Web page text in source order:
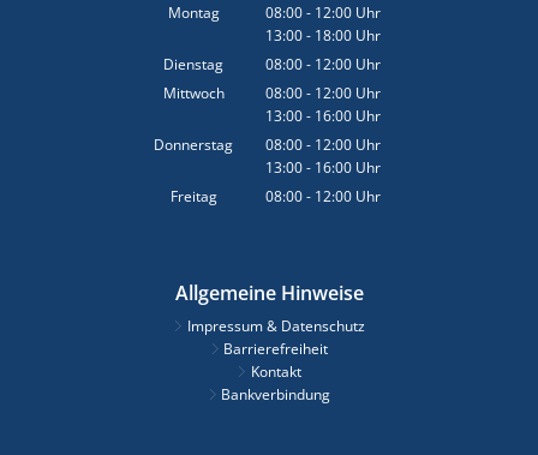
Montag 08:00- 12:00 Uhr
Von 08:00 bis 12:00 Uhr
13:00- 18:00 Uhr
Von 13:00 bis 18:00 Uhr
Dienstag 08:00- 12:00 Uhr
Von 08:00 bis 12:00 Uhr
Mittwoch 08:00- 12:00 Uhr
Von 08:00 bis 12:00 Uhr
13:00- 16:00 Uhr
Von 13:00 bis 16:00 Uhr
Donnerstag 08:00- 12:00 Uhr
Von 08:00 bis 12:00 Uhr
13:00- 16:00 Uhr
Von 13:00 bis 16:00 Uhr
Freitag 08:00- 12:00 Uhr
Allgemeine Hinweise
Impressum & Datenschutz
Barrierefreiheit
Kontakt
Bankverbindung